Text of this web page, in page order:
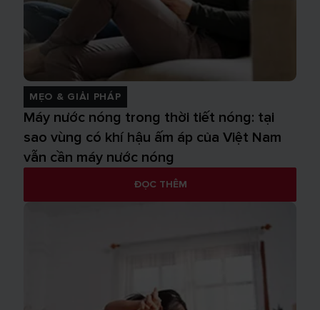
MẸO & GIẢI PHÁP
Máy nước nóng trong thời tiết nóng: tại
sao vùng có khí hậu ấm áp của Việt Nam
vẫn cần máy nước nóng
ĐỌC THÊM